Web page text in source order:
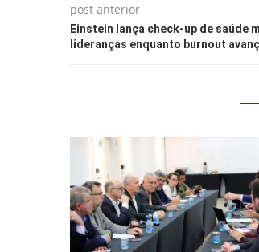
post anterior
Einstein lança check-up de saúde
lideranças enquanto burnout